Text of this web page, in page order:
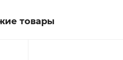
товары